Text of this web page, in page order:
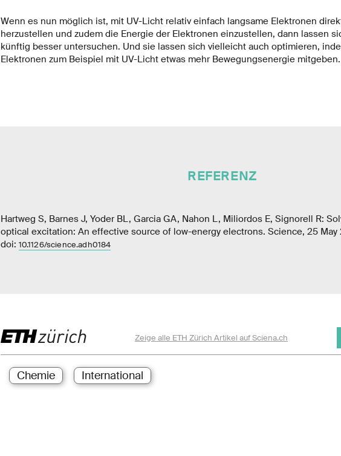
Wenn es nun möglich ist, mit UV-Licht relativ einfach langsame Elektronen
herzustellen und zudem die Energie der Elektronen einzustellen, dann lassen
künftig besser untersuchen. Und sie lassen sich vielleicht auch optimieren,
Elektronen zum Beispiel mit UV-Licht etwas mehr Bewegungsenergie mitgeben.
REFERENZ
Hartweg S, Barnes J, Yoder BL, Garcia GA, Nahon L, Miliordos E, Signorell R:
optical excitation: An effective source of low-energy electrons. Science, 25 May
doi: 10.1126/science.adh0184
Zeige alle ETH Zürich Artikel auf Sciena.ch
Chemie International